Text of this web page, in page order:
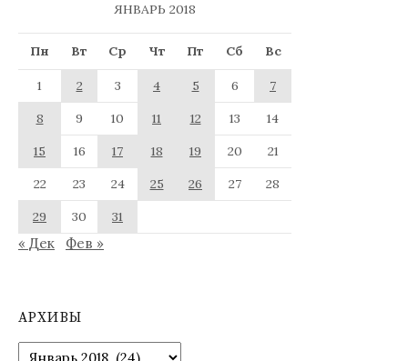
ЯНВАРЬ 2018
Пн Вт Ср Чт Пт Сб Вс
1 2 3 4 5 6
7
8
9 10 11 12 13
14
15
16 17 18 19 20
21
22
23 24 25 26 27
28
29
30 31
« Дек Фев »
АРХИВЫ
Архивы